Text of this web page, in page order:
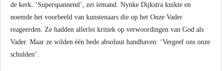
de kerk. ‘Superspannend’, zei iemand. Nynke Dijkstra knikte en
noemde het voorbeeld van kunstenaars die op het Onze Vader
reageerden. Ze hadden allerlei kritiek op verwoordingen van God als
Vader. Maar ze wilden één bede absoluut handhaven: ‘Vergeef ons onze
schulden’.